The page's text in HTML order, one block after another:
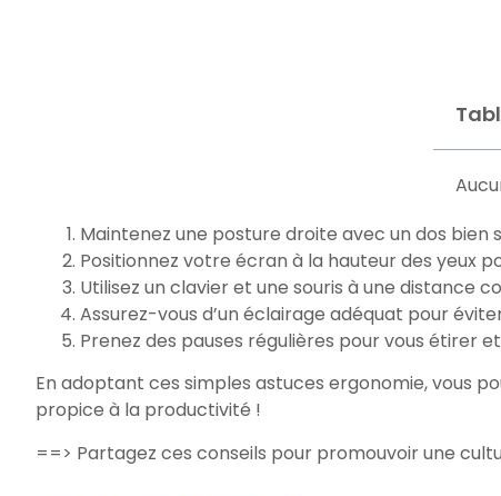
Maintenez une posture droite avec un dos bien
Positionnez votre écran à la hauteur des yeux
Utilisez un clavier et une souris à une distance
Assurez-vous d’un éclairage adéquat pour
Prenez des pauses régulières pour vous étirer
En adoptant ces simples astuces ergonomie, vous
propice à la productivité !
==> Partagez ces conseils pour promouvoir une